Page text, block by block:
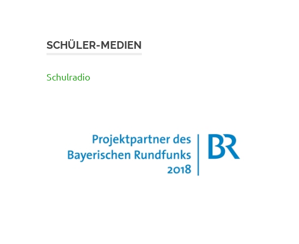
SCHÜLER-MEDIEN
Schulradio